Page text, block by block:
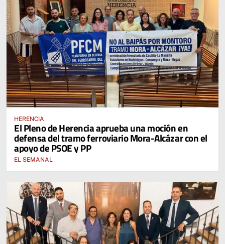
HERENCIA
El Pleno de Herencia aprueba una moción en
defensa del tramo ferroviario Mora-Alcázar con el
apoyo de PSOE y PP
EL SEMANAL